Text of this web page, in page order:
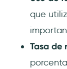
que
Tasa de